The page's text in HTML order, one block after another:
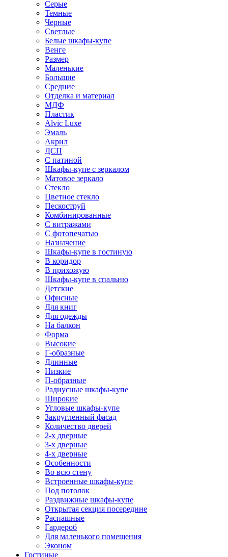
Серые
Темные
Черные
Светлые
Белые шкафы-купе
Венге
Размер
Маленькие
Большие
Средние
Отделка и материал
МДФ
Пластик
Alvic Luxe
Эмаль
Акрил
ДСП
С патиной
Шкафы-купе с зеркалом
Матовое зеркало
Стекло
Цветное стекло
Пескоструй
Комбинированные
С витражами
С фотопечатью
Назначение
Шкафы-купе в гостиную
В коридор
В прихожую
Шкафы-купе в спальню
Детские
Офисные
Для книг
Для одежды
На балкон
Форма
Высокие
Г-образные
Длинные
Низкие
П-образные
Радиусные шкафы-купе
Широкие
Угловые шкафы-купе
Закругленный фасад
Количество дверей
2-х дверные
3-х дверные
4-х дверные
Особенности
Во всю стену
Встроенные шкафы-купе
Под потолок
Раздвижные шкафы-купе
Открытая секция посередине
Распашные
Гардероб
Для маленького помещения
Эконом
Гостиные